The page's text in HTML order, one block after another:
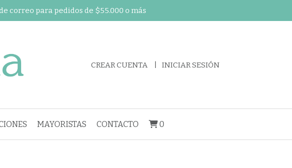
correo para pedidos de $55.000 o más
CREAR CUENTA INICIAR SESIÓN
MAYORISTAS CONTACTO 0